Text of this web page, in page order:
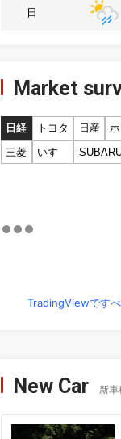
日
Market
日経 トヨタ 日産
三菱
いすゞ
TradingViewです
New Car 新車